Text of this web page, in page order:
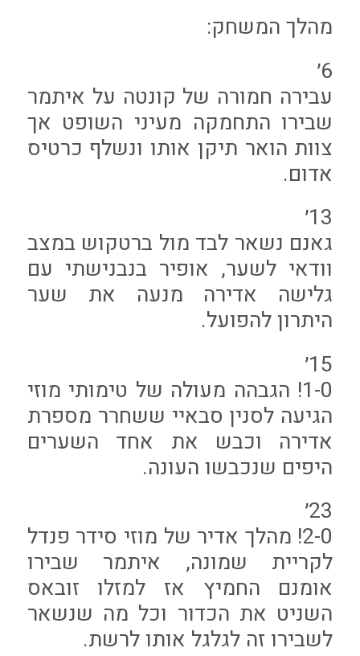
מהלך המשחק:
6׳
עבירה חמורה של קונטה על איתמר
שבירו התחמקה מעיני השופט אך
צוות הואר תיקן אותו ונשלף כרטיס
אדום.
13׳
גאנם נשאר לבד מול ברטקוש במצב
וודאי לשער, אופיר בנבנישתי עם
גלישה אדירה מנעה את שער
היתרון להפועל.
15׳
1-0! הגבהה מעולה של טימותי מוזי
הגיעה לסנין סבאיי ששחרר מספרת
אדירה וכבש את אחד השערים
היפים שנכבשו העונה.
23׳
2-0! מהלך אדיר של מוזי סידר פנדל
לקריית שמונה, איתמר שבירו
אומנם החמיץ אז למזלו זובאס
השניט את הכדור וכל מה שנשאר
לשבירו זה לגלגל אותו לרשת.